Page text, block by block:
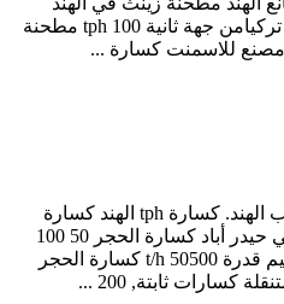
معارض بيع بوب اريد كسارة من تركيامن جهة ثانية 100 tph مطحنة
للاسمنت كسارة ...
كسارة فكية مستعملة للبيع جنوب الهند. كسارة tph الهند كسارة
حجارة 200 tph مستعملة للبيع في حيدر أباد كسارة الحجر 50 100
طن في الساعة الهند, جديد تصميم قدرة 50500 t/h كسارة الحجر